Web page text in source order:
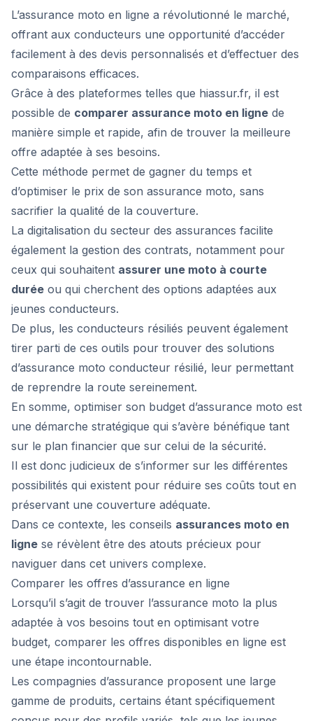
L’assurance moto en ligne a révolutionné le marché,
offrant aux conducteurs une opportunité d’accéder
facilement à des devis personnalisés et d’effectuer des
comparaisons efficaces.
Grâce à des plateformes telles que hiassur.fr, il est
possible de comparer assurance moto en ligne de
manière simple et rapide, afin de trouver la meilleure
offre adaptée à ses besoins.
Cette méthode permet de gagner du temps et
d’optimiser le prix de son assurance moto, sans
sacrifier la qualité de la couverture.
La digitalisation du secteur des assurances facilite
également la gestion des contrats, notamment pour
ceux qui souhaitent assurer une moto à courte
durée ou qui cherchent des options adaptées aux
jeunes conducteurs.
De plus, les conducteurs résiliés peuvent également
tirer parti de ces outils pour trouver des solutions
d’assurance moto conducteur résilié, leur permettant
de reprendre la route sereinement.
En somme, optimiser son budget d’assurance moto est
une démarche stratégique qui s’avère bénéfique tant
sur le plan financier que sur celui de la sécurité.
Il est donc judicieux de s’informer sur les différentes
possibilités qui existent pour réduire ses coûts tout en
préservant une couverture adéquate.
Dans ce contexte, les conseils assurances moto en
ligne se révèlent être des atouts précieux pour
naviguer dans cet univers complexe.
Comparer les offres d’assurance en ligne
Lorsqu’il s’agit de trouver l’assurance moto la plus
adaptée à vos besoins tout en optimisant votre
budget, comparer les offres disponibles en ligne est
une étape incontournable.
Les compagnies d’assurance proposent une large
gamme de produits, certains étant spécifiquement